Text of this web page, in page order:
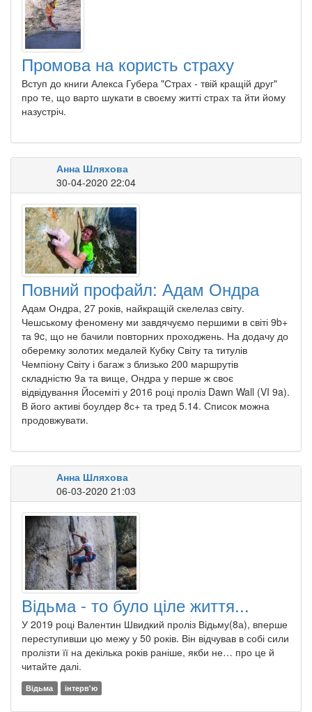
Промова на користь страху
Вступ до книги Алекса Губера "Страх - твій кращій друг"
про те, що варто шукати в своєму житті страх та йти йому
назустріч.
Анна Шляхова
30-04-2020 22:04
Повний профайл: Адам Ондра
Адам Ондра, 27 років, найкращій скелелаз світу.
Чешському феномену ми завдячуємо першими в світі 9b+
та 9c, що не бачили повторних проходжень. На додачу до
оберемку золотих медалей Кубку Світу та титулів
Чемпіону Світу і багаж з близько 200 маршрутів
складністю 9а та вище, Ондра у перше ж своє
відвідування Йосеміті у 2016 році проліз Dawn Wall (VI 9a).
В його активі боулдер 8с+ та тред 5.14. Список можна
продовжувати.
Анна Шляхова
06-03-2020 21:03
Відьма - то було ціле життя...
У 2019 році Валентин Швидкий проліз Відьму(8а), вперше
переступивши цю межу у 50 років. Він відчував в собі сили
пролізти її на декілька років раніше, якби не… про це й
читайте далі.
Відьма інтерв'ю